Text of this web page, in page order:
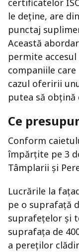
certificatelor
le deține, are
punctaj
Această
permite
companiile
cazul oferirii
putea să
Ce
Conform
împărțite pe 3
Tâmplarii și
Lucrările la
pe o suprafață
suprafețelor și
suprafața de
a pereților